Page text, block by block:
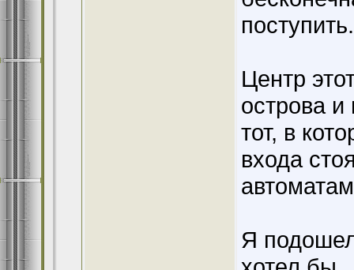
Центр
острова и
тот, в
входа
Я